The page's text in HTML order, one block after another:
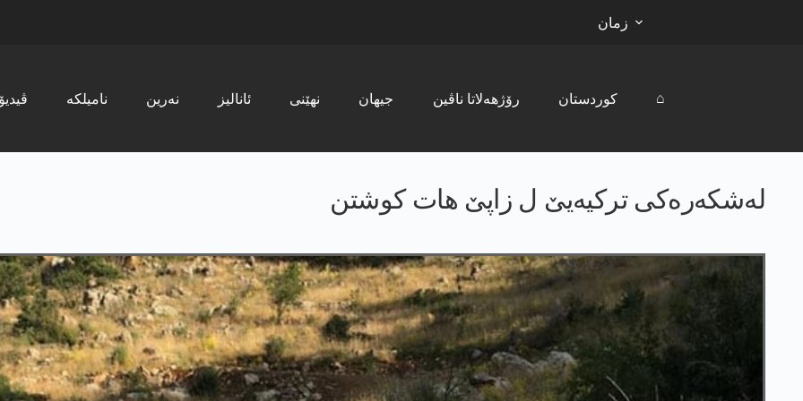
زمان
ڤیدیۆ نامیلکە نەرین ئانالیز نھێنی جیھان رۆژھەلاتا ناڤین کوردستان ⌂
لەشکەرەکی ترکیەیێ ل زاپێ ھات کوشتن